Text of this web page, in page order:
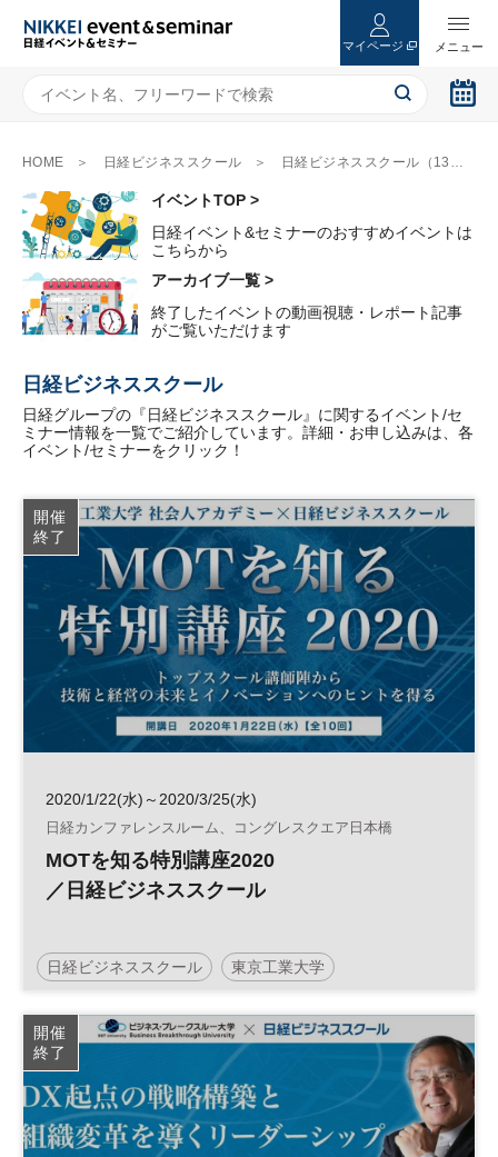
マイページ
HOME 日経ビジネススクール 日経ビジネススクール（13ページ目）
イベントTOP >
日経イベント&セミナーのおすすめイベントは
こちらから
アーカイブ一覧 >
終了したイベントの動画視聴・レポート記事
がご覧いただけます
日経ビジネススクール
日経グループの『日経ビジネススクール』に関するイベント/セ
ミナー情報を一覧でご紹介しています。詳細・お申し込みは、各
イベント/セミナーをクリック！
開催
終了
2020/1/22(水)～2020/3/25(水)
日経カンファレンスルーム、コングレスクエア日本橋
MOTを知る特別講座2020
／日経ビジネススクール
日経ビジネススクール 東京工業大学
イノベーション テクノロジー
MOT
開催
終了